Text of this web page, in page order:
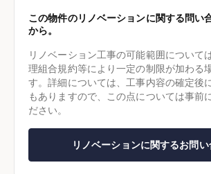
この物件のリノベーションに関する問い
から。
リノベーション工事の可能範囲について
理組合規約等により一定の制限が加わる
す。詳細については、工事内容の確定後
もありますので、この点については事前
ださい。
リノベーションに関するお問